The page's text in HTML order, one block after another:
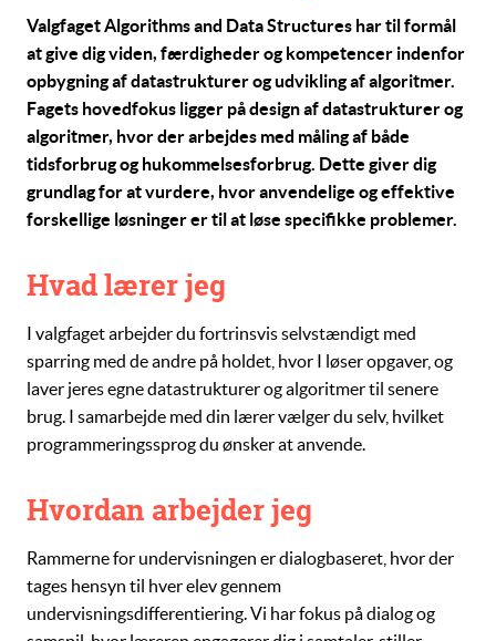
ValgfagetAlgorithms and Data Structures har til formål
at give dig viden, færdigheder og kompetencer indenfor
opbygning af datastrukturer og udvikling af algoritmer.
Fagets hovedfokus ligger på design af datastrukturer og
algoritmer, hvor der arbejdes med måling af både
tidsforbrug og hukommelsesforbrug. Dette giver dig
grundlag for at vurdere, hvor anvendelige og effektive
forskellige løsninger er til at løse specifikke problemer.
Hvad lærer jeg
I valgfaget arbejder du fortrinsvis selvstændigt med
sparring med de andre på holdet, hvor I løser opgaver, og
laver jeres egnedatastrukturerogalgoritmertil senere
brug. I samarbejde med din lærer vælger du selv, hvilket
programmeringssprog du ønsker at anvende.
Hvordan arbejder jeg
Rammerne for undervisningen er dialogbaseret, hvor der
tages hensyn til hver elev gennem
undervisningsdifferentiering. Vi har fokus på dialog og